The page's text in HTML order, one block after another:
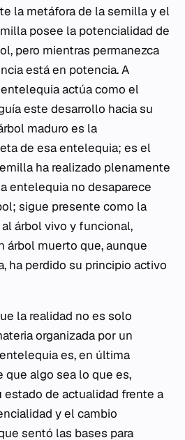
la metáfora de la semilla y el
posee la potencialidad de
pero mientras permanezca
está en potencia. A
actúa como el
este desarrollo hacia su
maduro es la
de esa entelequia; es el
ha realizado plenamente
entelequia no desaparece
sigue presente como la
árbol vivo y funcional,
árbol muerto que, aunque
ha perdido su principio activo
la realidad no es solo
organizada por un
es, en última
que algo sea lo que es,
de actualidad frente a
y el cambio
sentó las bases para